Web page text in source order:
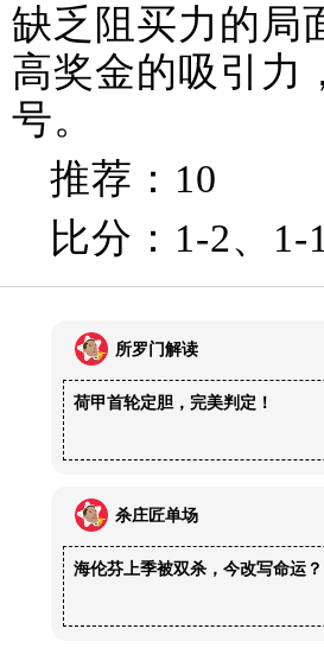
缺乏阻买力的局
高奖金的吸引力
号。
推荐：10
比分：1-2、1-1
所罗门解读
荷甲首轮定胆，完美判定！
杀庄匠单场
海伦芬上季被双杀，今改写命运？